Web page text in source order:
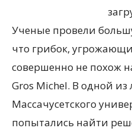
Ученые провели
что грибок,
совершенно не похож
Gros Michel. В одной
Массачусетского
попытались найти